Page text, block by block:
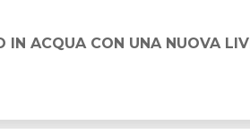
LIVREA
IN ACQUA CON UNA NUOVA